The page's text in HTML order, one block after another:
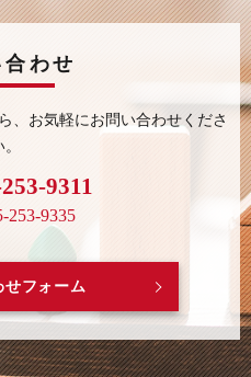
わせ
、 お気軽にお問い合わせくださ
9311
253-9335
せフォーム